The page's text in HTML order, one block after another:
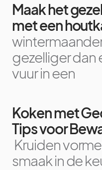
Maak het
met een
gezelliger dan
vuur in een
Koken met
Tips voor
Kruiden
smaak in de